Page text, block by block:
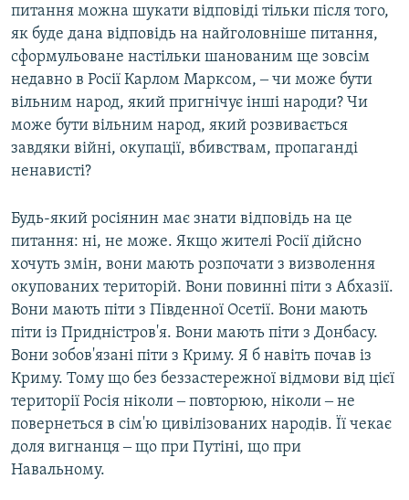
питання можна шукати відповіді тільки після того,
як буде дана відповідь на найголовніше питання,
сформульоване настільки шанованим ще зовсім
недавно в Росії Карлом Марксом, ‒ чи може бути
вільним народ, який пригнічує інші народи? Чи
може бути вільним народ, який розвивається
завдяки війні, окупації, вбивствам, пропаганді
ненависті?
Будь-який росіянин має знати відповідь на це
питання: ні, не може. Якщо жителі Росії дійсно
хочуть змін, вони мають розпочати з визволення
окупованих територій. Вони повинні піти з Абхазії.
Вони мають піти з Південної Осетії. Вони мають
піти із Придністров'я. Вони мають піти з Донбасу.
Вони зобов'язані піти з Криму. Я б навіть почав із
Криму. Тому що без беззастережної відмови від цієї
території Росія ніколи ‒ повторюю, ніколи ‒ не
повернеться в сім'ю цивілізованих народів. Її чекає
доля вигнанця ‒ що при Путіні, що при
Навальному.